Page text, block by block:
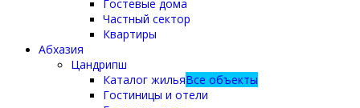
Гостевые дома
Частный сектор
Квартиры
Абхазия
Цандрипш
Каталог жильяВсе объекты
Гостиницы и отели